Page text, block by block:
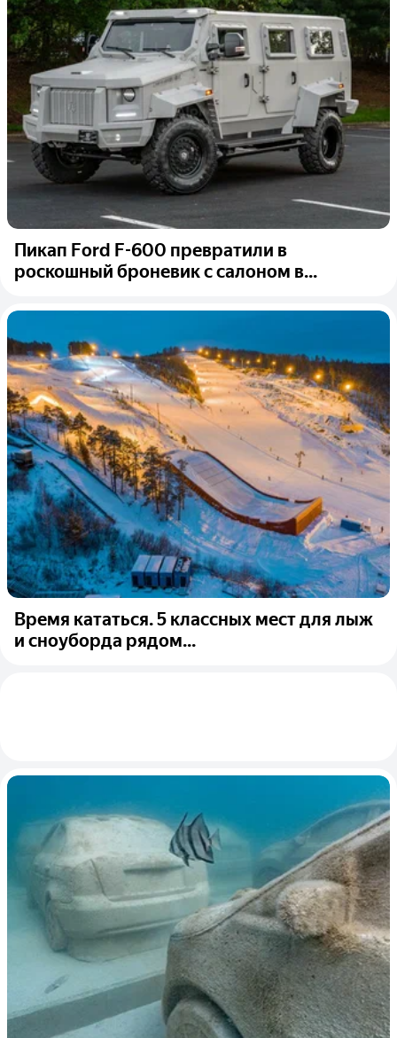
Пикап Ford F-600 превратили в
роскошный броневик с салоном в...
Время кататься. 5 классных мест для лыж
и сноуборда рядом...